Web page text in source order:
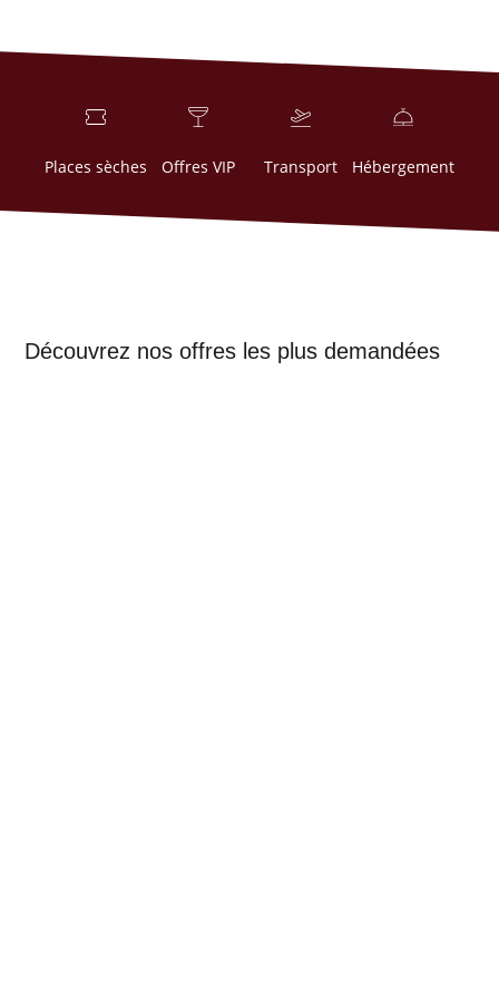
Places sèches Offres VIP Transport Hébergement
Découvrez nos offres les plus demandées